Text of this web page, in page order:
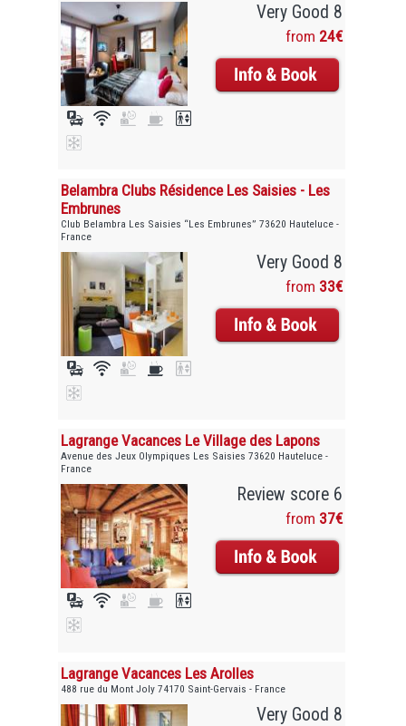
Very Good 8
from 24€
Belambra Clubs Résidence Les Saisies - Les
Embrunes
Club Belambra Les Saisies “Les Embrunes” 73620 Hauteluce -
France
Very Good 8
from 33€
Lagrange Vacances Le Village des Lapons
Avenue des Jeux Olympiques Les Saisies 73620 Hauteluce -
France
Review score 6
from 37€
Lagrange Vacances Les Arolles
488 rue du Mont Joly 74170 Saint-Gervais - France
Very Good 8